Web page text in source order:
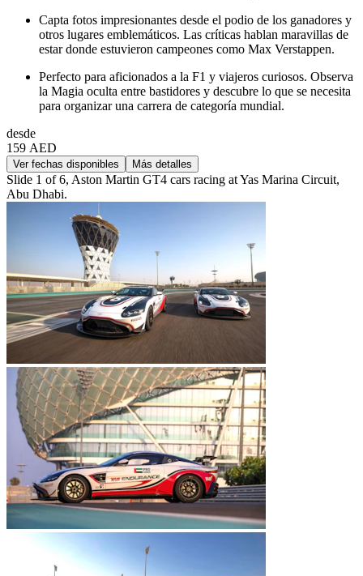
Capta fotos impresionantes desde el podio de los ganadores y
otros lugares emblemáticos. Las críticas hablan maravillas de
estar donde estuvieron campeones como Max Verstappen.
Perfecto para aficionados a la F1 y viajeros curiosos. Observa
la Magia oculta entre bastidores y descubre lo que se necesita
para organizar una carrera de categoría mundial.
desde
159 AED
Ver fechas disponibles Más detalles
Slide 1 of 6, Aston Martin GT4 cars racing at Yas Marina Circuit,
Abu Dhabi.